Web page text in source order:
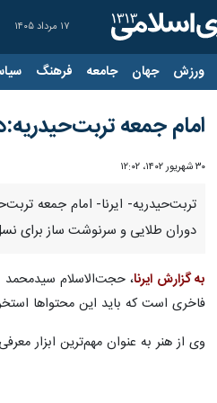
۱۷ مرداد ۱۴۰۵
ورزش جهان جامعه فرهنگ
امام جمعه
۳۰ شهریور ۱۴۰۲، ۱۲:۰۲